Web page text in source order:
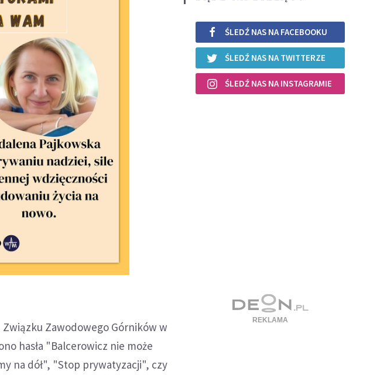
Związku Zawodowego Górników w
hasła "Balcerowicz nie może
na dół", "Stop prywatyzacji", czy
ŚLEDŹ NAS NA FACEBOOKU
ŚLEDŹ NAS NA TWITTERZE
ŚLEDŹ NAS NA INSTAGRAMIE